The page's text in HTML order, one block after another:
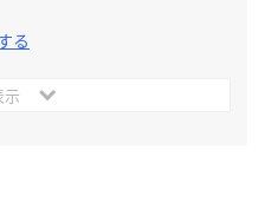
る
示